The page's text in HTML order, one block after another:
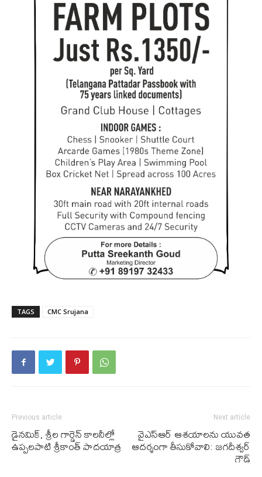
TAGS CMC Srujana
Previous article
డైనమిక్, శ్రీల గార్డెన్ కాలనీల్లో
ఉప్పలపాటి శ్రీకాంత్ పాదయాత్ర
Next article
వైఎస్ఆర్ ఆశయాలను యువత
ఆదర్శంగా తీసుకోవాలి: జగదీశ్వర్
గౌడ్